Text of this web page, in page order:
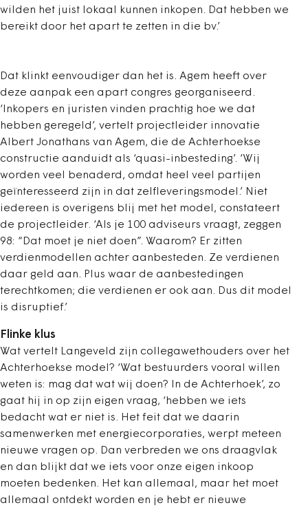
wilden het juist lokaal kunnen inkopen. Dat hebben we
bereikt door het apart te zetten in die bv.’
Dat klinkt eenvoudiger dan het is. Agem heeft over
deze aanpak een apart congres georganiseerd.
‘Inkopers en juristen vinden prachtig hoe we dat
hebben geregeld’, vertelt projectleider innovatie
Albert Jonathans van Agem, die de Achterhoekse
constructie aanduidt als ‘quasi-inbesteding’. ‘Wij
worden veel benaderd, omdat heel veel partijen
geïnteresseerd zijn in dat zelfleveringsmodel.’ Niet
iedereen is overigens blij met het model, constateert
de projectleider. ‘Als je 100 adviseurs vraagt, zeggen
98: “Dat moet je niet doen”. Waarom? Er zitten
verdienmodellen achter aanbesteden. Ze verdienen
daar geld aan. Plus waar de aanbestedingen
terechtkomen; die verdienen er ook aan. Dus dit model
is disruptief.’
Flinke klus
Wat vertelt Langeveld zijn collegawethouders over het
Achterhoekse model? ‘Wat bestuurders vooral willen
weten is: mag dat wat wij doen? In de Achterhoek’, zo
gaat hij in op zijn eigen vraag, ‘hebben we iets
bedacht wat er niet is. Het feit dat we daarin
samenwerken met energiecorporaties, werpt meteen
nieuwe vragen op. Dan verbreden we ons draagvlak
en dan blijkt dat we iets voor onze eigen inkoop
moeten bedenken. Het kan allemaal, maar het moet
allemaal ontdekt worden en je hebt er nieuwe